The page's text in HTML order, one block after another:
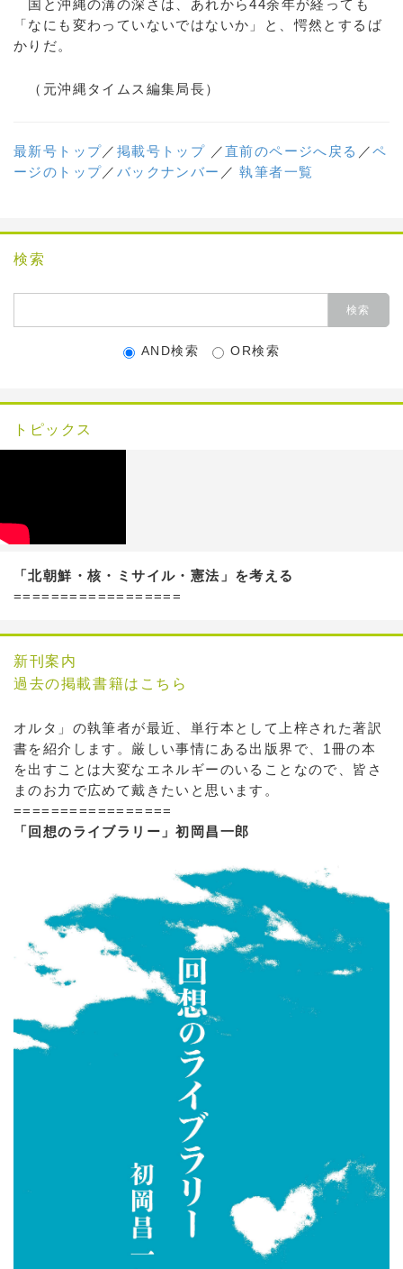
国と沖縄の溝の深さは、あれから44余年が経っても
「なにも変わっていないではないか」と、愕然とするば
かりだ。
（元沖縄タイムス編集局長）
最新号トップ／ 掲載号トップ ／直前のページへ戻る ／ペ
ージのトップ／ バックナンバー ／執筆者一覧
検索
AND検索 OR検索
トピックス
「北朝鮮・核・ミサイル・憲法」を考える
==================
新刊案内
過去の掲載書籍はこちら
オルタ」の執筆者が最近、単行本として上梓された著訳
書を紹介します。厳しい事情にある出版界で、1冊の本
を出すことは大変なエネルギーのいることなので、皆さ
まのお力で広めて戴きたいと思います。
=================
「回想のライブラリー」初岡昌一郎